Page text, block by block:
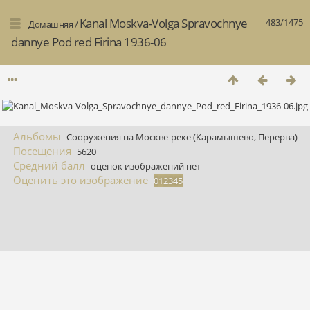
483/1475
Домашняя/Kanal Moskva-Volga Spravochnye
dannye Pod red Firina 1936-06
Альбомы Сооружения на Москве-реке (Карамышево, Перерва)
Посещения 5620
Средний балл оценок изображений нет
Оценить это изображение